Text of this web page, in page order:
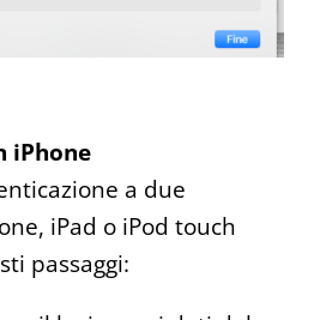
iPhone
a due
iPad o iPod touch
passaggi: